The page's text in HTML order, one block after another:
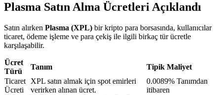
BTR Kilitleme
BTR sahiplerine özel yatırımlar
Plasma Satın Alma Ücretleri Açıklandı
Satın alırken Plasma (XPL) bir kripto para borsasında, kullanıcılar
ticaret, ödeme işleme ve para çekiş ile ilgili birkaç tür ücretle
karşılaşabilir.
Ücret
Türü
Tanım
Tipik Maliyet
Ticaret
Ücreti
XPL satın almak için spot emirleri
verirken alınan ücret.
0.0089% Tanımdan
itibaren